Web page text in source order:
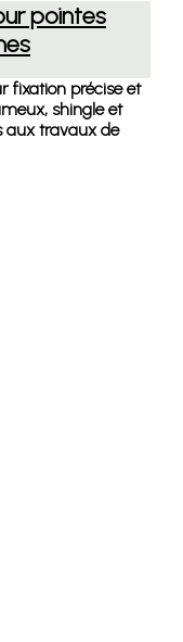
pointes
fixation précise et
shingle et
aux travaux de